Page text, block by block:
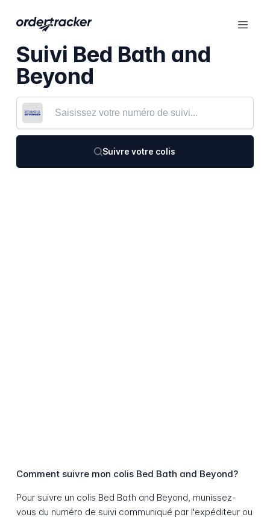
Suivi Bed Bath and
Beyond
Suivre votre colis
Comment suivre mon colis Bed Bath and Beyond?
Pour suivre un colis Bed Bath and Beyond, munissez-
vous du numéro de suivi communiqué par l'expéditeur ou